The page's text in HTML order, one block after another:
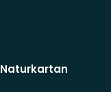
Naturkartan